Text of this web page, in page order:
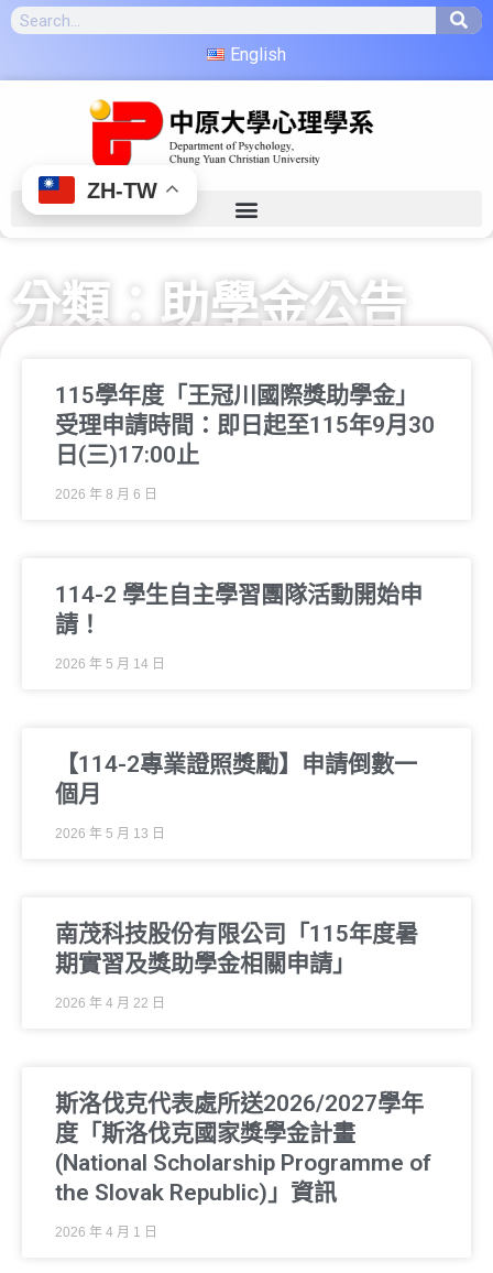
English
分類：助學金公告
115學年度「王冠川國際獎助學金」
受理申請時間：即日起至115年9月30
日(三)17:00止
2026 年 8 月 6 日
114-2 學生自主學習團隊活動開始申
請！
2026 年 5 月 14 日
【114-2專業證照獎勵】申請倒數一
個月
2026 年 5 月 13 日
南茂科技股份有限公司「115年度暑
期實習及獎助學金相關申請」
2026 年 4 月 22 日
斯洛伐克代表處所送2026/2027學年
度「斯洛伐克國家獎學金計畫
(National Scholarship Programme of
the Slovak Republic)」資訊
2026 年 4 月 1 日
ZH-TW